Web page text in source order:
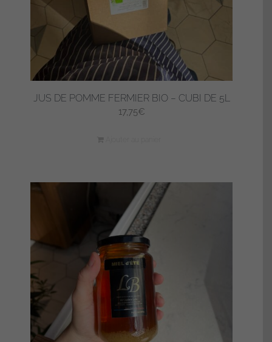
JUS DE POMME FERMIER BIO – CUBI DE 5L
17,75€